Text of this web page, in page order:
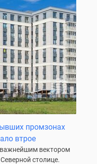
промзонах
втрое
важнейшим вектором
столице.